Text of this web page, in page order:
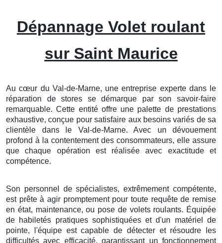
Dépannage Volet roulant
sur Saint Maurice
Au cœur du Val-de-Marne, une entreprise experte dans le
réparation de stores se démarque par son savoir-faire
remarquable. Cette entité offre une palette de prestations
exhaustive, conçue pour satisfaire aux besoins variés de sa
clientèle dans le Val-de-Marne. Avec un dévouement
profond à la contentement des consommateurs, elle assure
que chaque opération est réalisée avec exactitude et
compétence.
Son personnel de spécialistes, extrêmement compétente,
est prête à agir promptement pour toute requête de remise
en état, maintenance, ou pose de volets roulants. Équipée
de habiletés pratiques sophistiquées et d'un matériel de
pointe, l'équipe est capable de détecter et résoudre les
difficultés avec efficacité, garantissant un fonctionnement